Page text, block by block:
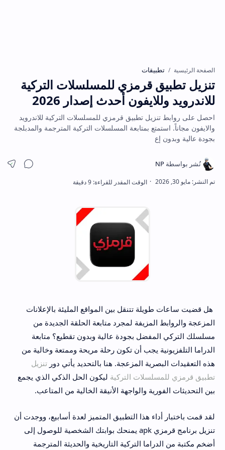
الصفحة الرئيسية تطبيقات
تنزيل تطبيق قرمزي للمسلسلات التركية
للاندرويد وللايفون أحدث إصدار 2026
احصل على روابط تنزيل تطبيق قرمزي للمسلسلات التركية للاندرويد
والايفون مجاناً. استمتع بمتابعة المسلسلات التركية المترجمة والمدبلجة
بجودة عالية وبدون إع
هل قضيت ساعات طويلة تتنقل بين المواقع المليئة بالإعلانات
المزعجة والروابط المزيفة لمجرد متابعة الحلقة الجديدة من
مسلسلك التركي المفضل بجودة عالية وبدون تقطيع؟ متابعة
الدراما التلفزيونية يجب أن تكون رحلة مريحة وممتعة وخالية من
هذه التعقيدات البصرية المزعجة. هنا بالتحديد يأتي دور تنزيل
تطبيق قرمزي للمسلسلات التركية ليكون الحل الذكي الذي يجمع
بين التحديثات الفورية والواجهة الأنيقة الخالية من المتاعب.
لقد قمت باختبار أداء هذا التطبيق المتميز لعدة أسابيع، ووجدت أن
تنزيل برنامج قرمزي apk يمنحك بوابتك الشخصية للوصول إلى
أضخم مكتبة من الدراما التركية التاريخية والحديثة المترجمة